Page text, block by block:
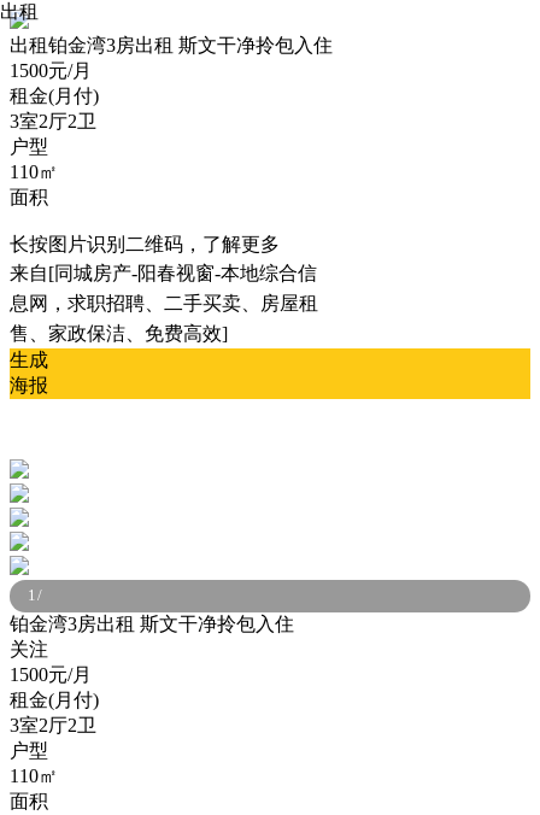
出租铂金湾3房出租 斯文干净拎包入住
1500元/月
租金(月付)
3室2厅2卫
户型
110㎡
面积
长按图片识别二维码，了解更多
来自[同城房产-阳春视窗-本地综合信
息网，求职招聘、二手买卖、房屋租
售、家政保洁、免费高效]
生成
海报
出租
1/
铂金湾3房出租 斯文干净拎包入住
关注
1500元/月
租金(月付)
3室2厅2卫
户型
110㎡
面积